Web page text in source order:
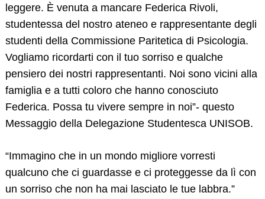
leggere. È venuta a mancare Federica Rivoli,
studentessa del nostro ateneo e rappresentante degli
studenti della Commissione Paritetica di Psicologia.
Vogliamo ricordarti con il tuo sorriso e qualche
pensiero dei nostri rappresentanti. Noi sono vicini alla
famiglia e a tutti coloro che hanno conosciuto
Federica. Possa tu vivere sempre in noi”- questo
Messaggio della Delegazione Studentesca UNISOB.
“Immagino che in un mondo migliore vorresti
qualcuno che ci guardasse e ci proteggesse da lì con
un sorriso che non ha mai lasciato le tue labbra.”
for: